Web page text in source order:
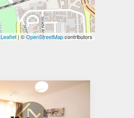
Leaflet| ©OpenStreetMapcontributors